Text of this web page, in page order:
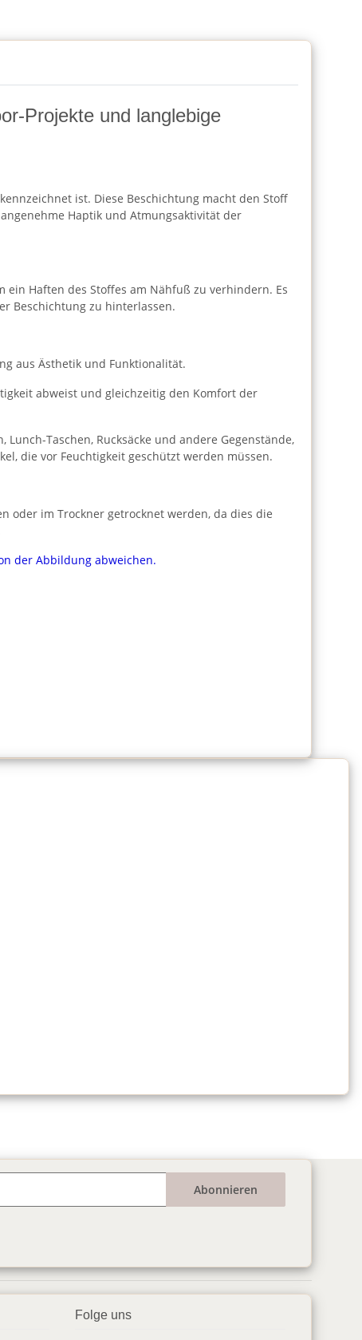
Projekte und langlebige
ist. Diese Beschichtung macht den Stoff
Haptik und Atmungsaktivität der
Haften des Stoffes am Nähfuß zu verhindern. Es
Beschichtung zu hinterlassen.
aus Ästhetik und Funktionalität.
abweist und gleichzeitig den Komfort der
Taschen, Rucksäcke und andere Gegenstände,
die vor Feuchtigkeit geschützt werden müssen.
oder im Trockner getrocknet werden, da dies die
der Abbildung abweichen.
Abonnieren
Folge uns